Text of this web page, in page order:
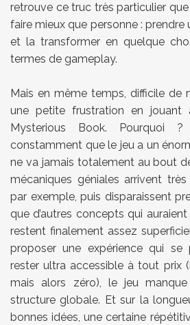
retrouve ce truc très particulier
faire mieux que personne :
et la transformer en quelque
termes de gameplay.
Mais en même temps, difficile de
une petite frustration en jouant
Mysterious Book. Pourquoi ?
constamment que le jeu a un
ne va jamais totalement au bout
mécaniques géniales arrivent
par exemple, puis disparaissent
que d’autres concepts qui auraient
restent finalement assez
proposer une expérience qui
rester ultra accessible à tout prix
mais alors zéro), le jeu manque
structure globale. Et sur la
bonnes idées, une certaine